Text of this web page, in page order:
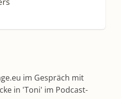
im Gespräch mit
in 'Toni' im Podcast-